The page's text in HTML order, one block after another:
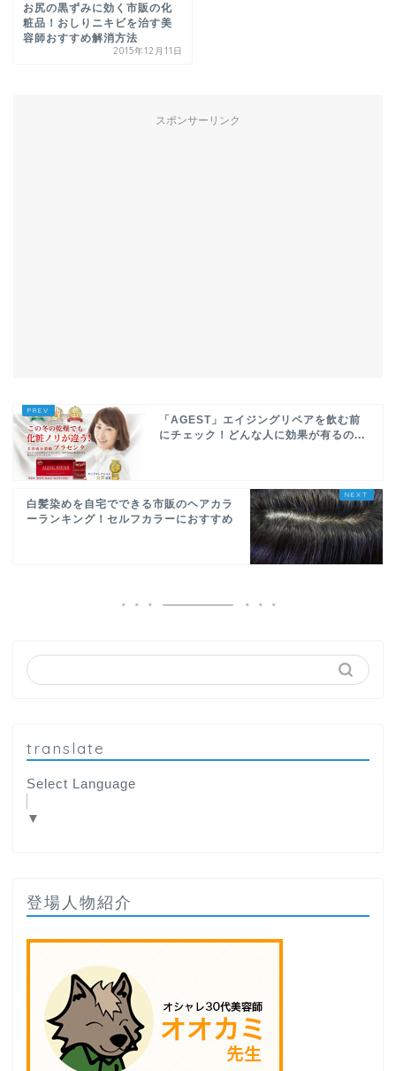
お尻の黒ずみに効く市販の化
粧品！おしりニキビを治す美
容師おすすめ解消方法
2015年12月11日
スポンサーリンク
「AGEST」エイジングリペアを飲む前
にチェック！どんな人に効果が有るの...
白髪染めを自宅でできる市販のヘアカラ
ーランキング！セルフカラーにおすすめ
translate
Select Language
▼
登場人物紹介